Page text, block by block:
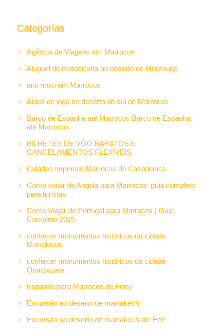
Categorías
Agência de Viagens em Marrocos
Aluguel de motocicleta no deserto de Merzouga
ano novo em Marrocos
Aulas de ioga no deserto do sul de Marrocos
Barco de Espanha até Marrocos Barco de Espanha
até Marrocos
BILHETES DE VÔO BARATOS E
CANCELAMENTOS FLEXÍVEIS
Cidades imperiais Marrocos de Casablanca
Como viajar de Angola para Marrocos: guia completo
para turistas
Como Viajar de Portugal para Marrocos | Guia
Completo 2026
conhecer monumentos históricos da cidade
Marrakech
conhecer monumentos históricos da cidade
Ouarzazate
Espanha para Marrocos de Ferry
Excursão ao deserto de marrakech
Excursão ao deserto de marrakech ate Fez